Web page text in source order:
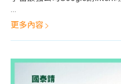
...
更多內容